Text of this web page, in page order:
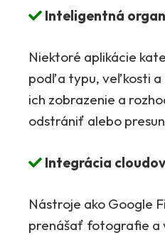
Inteligentná
Niektoré aplikácie
podľa typu, veľkosti a
ich zobrazenie a
odstrániť alebo
Integrácia
Nástroje ako Google
prenášať fotografie a